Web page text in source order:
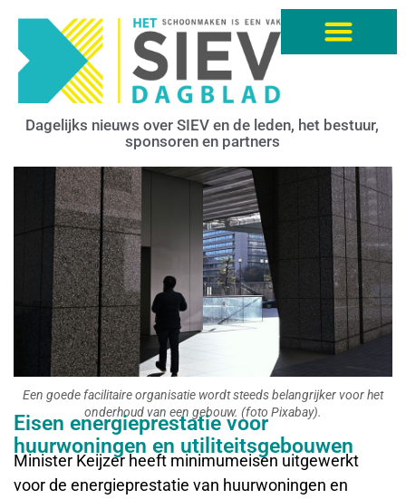
Dagelijks nieuws over SIEV en de leden, het bestuur,
sponsoren en partners
Een goede facilitaire organisatie wordt steeds belangrijker voor het
onderhoud van een gebouw. (foto Pixabay).
Eisen energieprestatie voor
huurwoningen en utiliteitsgebouwen
Minister Keijzer heeft minimumeisen uitgewerkt
voor de energieprestatie van huurwoningen en